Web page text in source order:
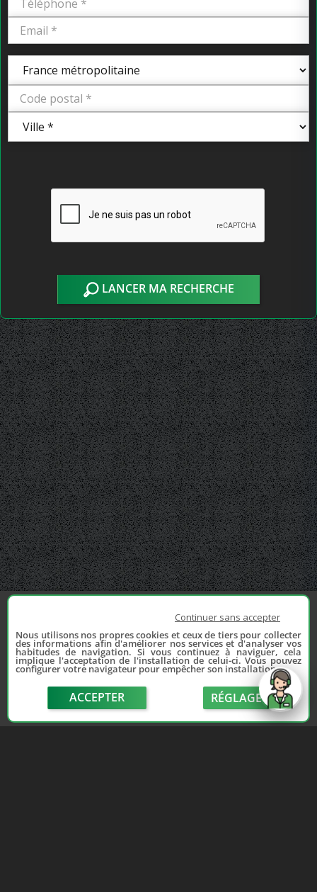
LANCER MA RECHERCHE
Continuer sans accepter
Nous utilisons nos propres cookies et ceux de tiers pour collecter
des informations afin d'améliorer nos services et d'analyser vos
habitudes de navigation. Si vous continuez à naviguer, cela
implique l'acceptation de l'installation de celui-ci. Vous pouvez
configurer votre navigateur pour empêcher son installation.
ACCEPTER RÉGLAGE